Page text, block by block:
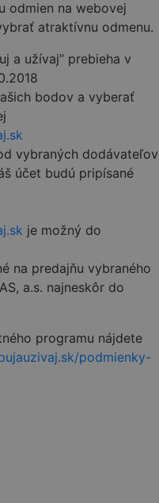
odmien na webovej
atraktívnu odmenu.
a užívaj” prebieha v
bodov a vyberať
vybraných dodávateľov
účet budú pripísané
je možný do
na predajňu vybraného
a.s. najneskôr do
programu nájdete
podmienky-